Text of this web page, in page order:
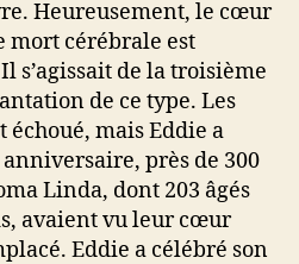
Heureusement, le cœur
mort cérébrale est
s’agissait de la troisième
de ce type. Les
échoué, mais Eddie a
près de 300
Linda, dont 203 âgés
avaient vu leur cœur
Eddie a célébré son